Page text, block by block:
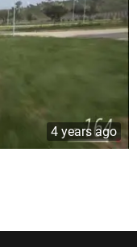
4 years ago